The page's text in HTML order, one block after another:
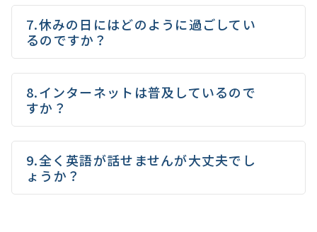
7.休みの日にはどのように過ごしてい
るのですか？
8.インターネットは普及しているので
すか？
9.全く英語が話せませんが大丈夫でし
ょうか？